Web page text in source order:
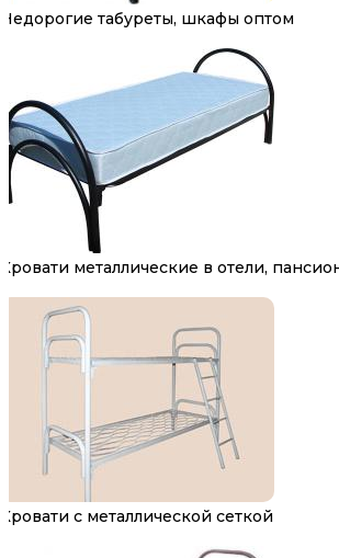
Недорогие табуреты, шкафы оптом
Кровати металлические в отели,
Кровати с металлической сеткой